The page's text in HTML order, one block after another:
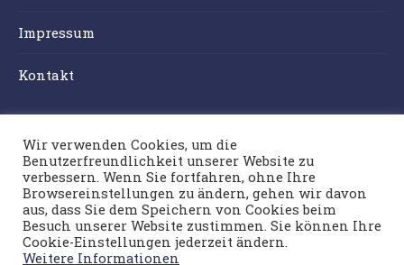
Impressum
Kontakt
Hochgrail 100
8511 St. Stefan/Stainz
Tel.: 03463/81719
E-Mail: info@klug-weingut.at
Wir verwenden Cookies, um die
Benutzerfreundlichkeit unserer Website zu
verbessern. Wenn Sie fortfahren, ohne Ihre
Browsereinstellungen zu ändern, gehen wir davon
aus, dass Sie dem Speichern von Cookies beim
Besuch unserer Website zustimmen. Sie können Ihre
Cookie-Einstellungen jederzeit ändern.
Weitere Informationen